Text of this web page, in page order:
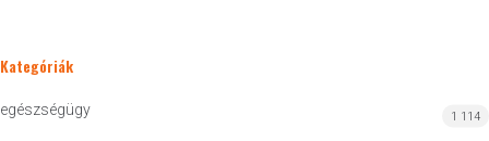
Kategóriák
egészségügy 1 114